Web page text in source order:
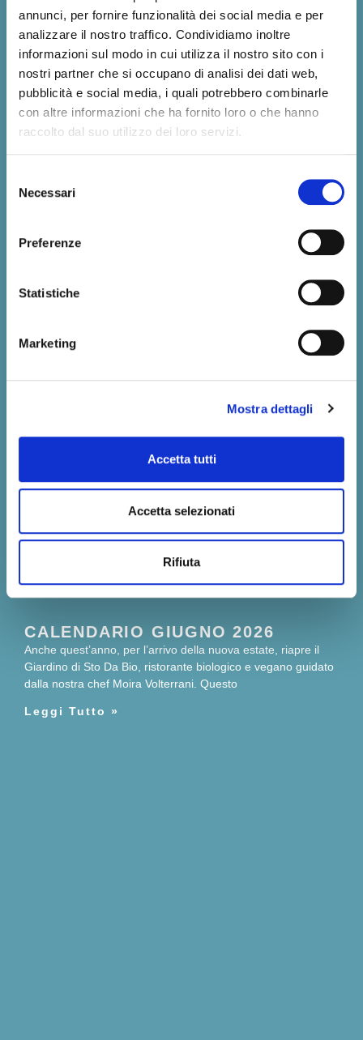
annunci, per fornire funzionalità dei social media e per
analizzare il nostro traffico. Condividiamo inoltre
informazioni sul modo in cui utilizza il nostro sito con i
nostri partner che si occupano di analisi dei dati web,
pubblicità e social media, i quali potrebbero combinarle
con altre informazioni che ha fornito loro o che hanno
raccolto dal suo utilizzo dei loro servizi.
delNecessari
Preferenze
Statistiche
Marketing
Mostra dettagli
Accetta tutti
Accetta selezionati
Rifiuta
Anche quest’anno, per l’arrivo della nuova estate, riapre il
CALENDARIO GIUGNO 2026
Anche quest’anno, per l’arrivo della nuova estate, riapre il
Giardino di Sto Da Bio, ristorante biologico e vegano guidato
dalla nostra chef Moira Volterrani. Questo
Leggi Tutto »